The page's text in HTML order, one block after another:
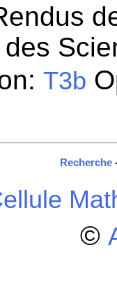
des
T3b
Recherche
©